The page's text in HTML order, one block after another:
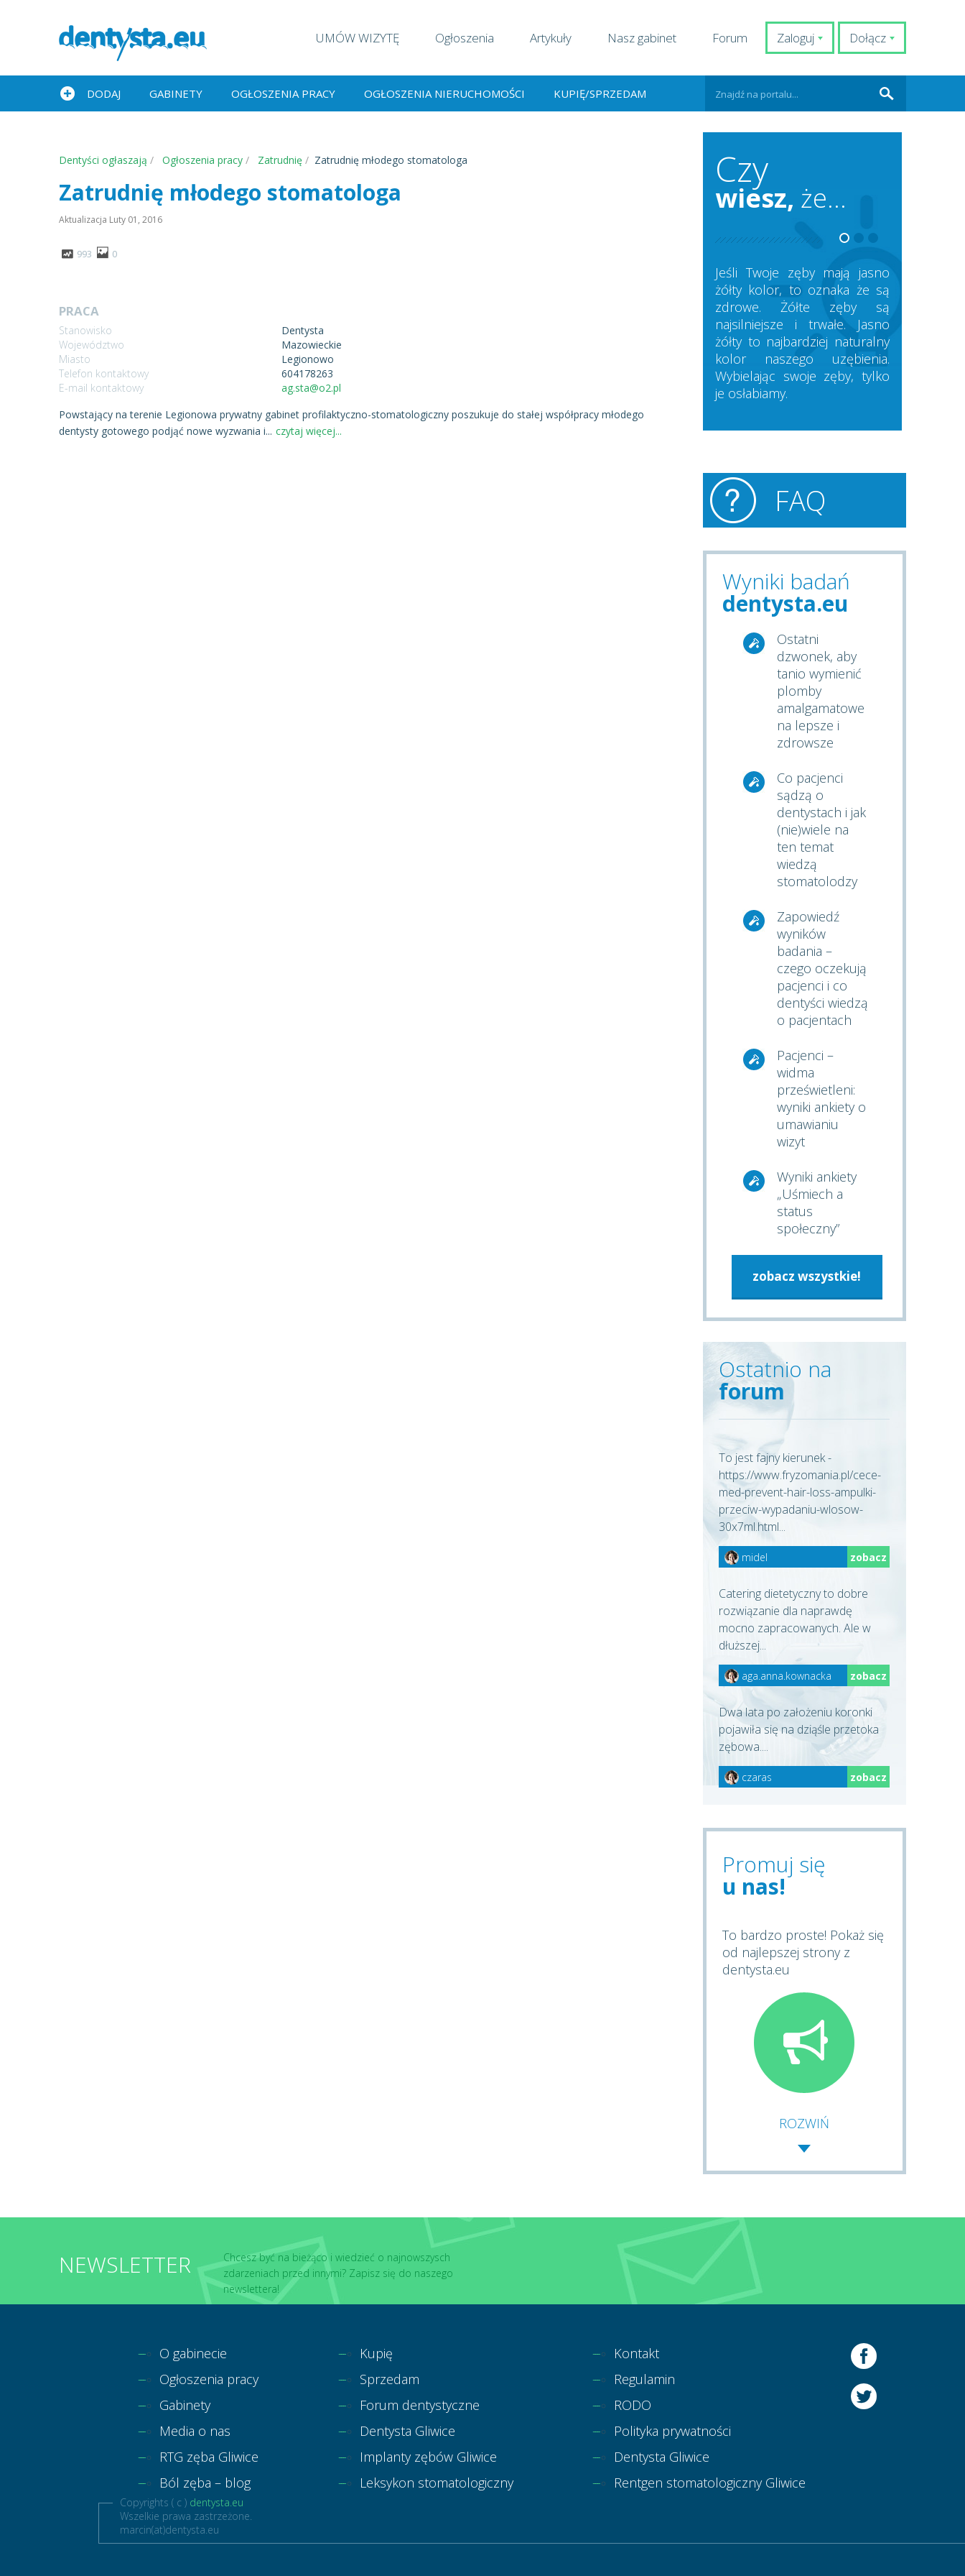
Dołącz
Zaloguj
UMÓW WIZYTĘ Ogłoszenia Artykuły Nasz gabinet Forum
DODAJ GABINETY OGŁOSZENIA PRACY OGŁOSZENIA NIERUCHOMOŚCI KUPIĘ/SPRZEDAM
Dentyści ogłaszają Ogłoszenia pracy Zatrudnię Zatrudnię młodego stomatologa
Zatrudnię młodego stomatologa
Aktualizacja Luty 01, 2016
993 0
PRACA
Stanowisko
Dentysta
Województwo
Mazowieckie
Miasto
Legionowo
Telefon kontaktowy
604178263
E-mail kontaktowy
ag.sta@o2.pl
Powstający na terenie Legionowa prywatny gabinet profilaktyczno-stomatologiczny poszukuje do stałej współpracy młodego
dentysty gotowego podjąć nowe wyzwania i... czytaj więcej...
Czy
wiesz, że...
Jeśli Twoje zęby mają jasno
żółty kolor, to oznaka że są
zdrowe. Żółte zęby są
najsilniejsze i trwałe. Jasno
żółty to najbardziej naturalny
kolor naszego uzębienia.
Wybielając swoje zęby, tylko
je osłabiamy.
FAQ
Wyniki badań
dentysta.eu
Ostatni
dzwonek, aby
tanio wymienić
plomby
amalgamatowe
na lepsze i
zdrowsze
Co pacjenci
sądzą o
dentystach i jak
(nie)wiele na
ten temat
wiedzą
stomatolodzy
Zapowiedź
wyników
badania –
czego oczekują
pacjenci i co
dentyści wiedzą
o pacjentach
Pacjenci –
widma
prześwietleni:
wyniki ankiety o
umawianiu
wizyt
Wyniki ankiety
„Uśmiech a
status
społeczny”
zobacz wszystkie!
Ostatnio na
forum
To jest fajny kierunek -
https://www.fryzomania.pl/cece-
med-prevent-hair-loss-ampulki-
przeciw-wypadaniu-wlosow-
30x7ml.html...
midel zobacz
Catering dietetyczny to dobre
rozwiązanie dla naprawdę
mocno zapracowanych. Ale w
dłuższej...
aga.anna.kownacka zobacz
Dwa lata po założeniu koronki
pojawiła się na dziąśle przetoka
zębowa....
czaras zobacz
Promuj się
u nas!
To bardzo proste! Pokaż się
od najlepszej strony z
dentysta.eu
ROZWIŃ
NEWSLETTER
Chcesz być na bieżąco i wiedzieć o najnowszysch
zdarzeniach przed innymi? Zapisz się do naszego
newslettera!
O gabinecie
Ogłoszenia pracy
Gabinety
Media o nas
RTG zęba Gliwice
Ból zęba – blog
Kupię
Sprzedam
Forum dentystyczne
Dentysta Gliwice
Implanty zębów Gliwice
Leksykon stomatologiczny
Kontakt
Regulamin
RODO
Polityka prywatności
Dentysta Gliwice
Rentgen stomatologiczny Gliwice
Copyrights ( c ) dentysta.eu
Wszelkie prawa zastrzeżone.
marcin(at)dentysta.eu